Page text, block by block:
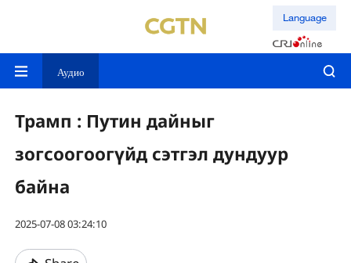
Language
Аудио
Трамп : Путин дайныг
зогсоогоогүйд сэтгэл дундуур
байна
2025-07-08 03:24:10